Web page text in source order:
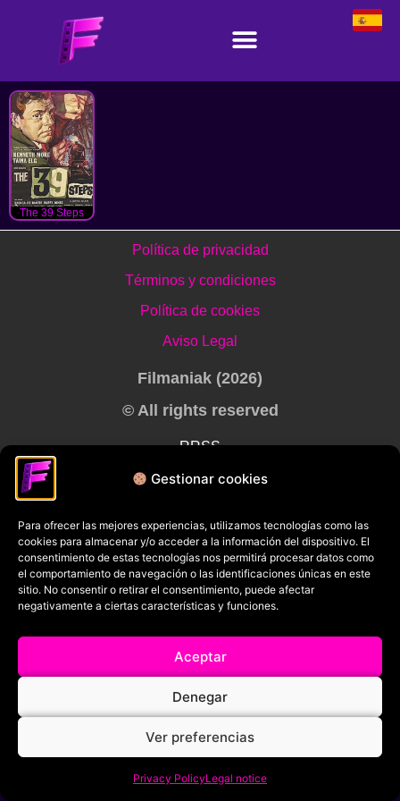
Gestionar cookies
Para ofrecer las mejores experiencias, utilizamos tecnologías como las
cookies para almacenar y/o acceder a la información del dispositivo. El
consentimiento de estas tecnologías nos permitirá procesar datos como
el comportamiento de navegación o las identificaciones únicas en este
sitio. No consentir o retirar el consentimiento, puede afectar
negativamente a ciertas características y funciones.
Aceptar
Denegar
Ver preferencias
Privacy PolicyLegal notice
The 39 Steps
Política de privacidad
Términos y condiciones
Política de cookies
Aviso Legal
Filmaniak (2026)
© All rights reserved
RRSS